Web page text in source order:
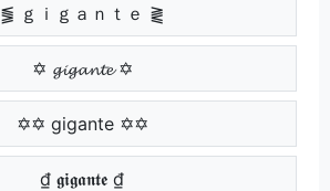
⪓ ｇｉｇａｎｔｅ ⪔
✡ 𝓰𝓲𝓰𝓪𝓷𝓽𝓮 ✡
✡✡ gigante ✡✡
₫ 𝖌𝖎𝖌𝖆𝖓𝖙𝖊 ₫